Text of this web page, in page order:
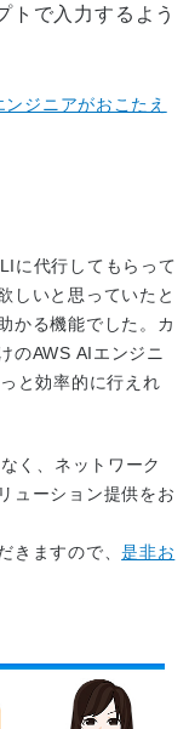
トで入力するよう
ジニアがおこたえ
に代行してもらって
しいと思っていたと
かる機能でした。カ
のAWS AIエンジニ
と効率的に行えれ
く、ネットワーク
ューション提供をお
きますので、是非お